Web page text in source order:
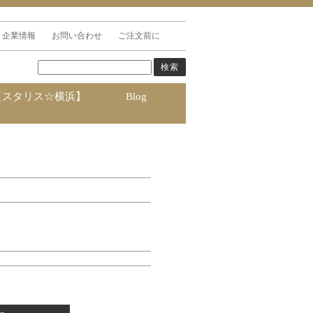
企業情報 お問い合わせ ご注文前に
タリス☆横浜】 Blog